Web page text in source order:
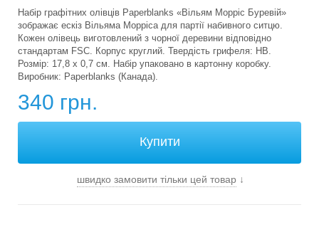
Набір графітних олівців Paperblanks «Вільям Морріс Буревій»
зображає ескіз Вільяма Морріса для партії набивного ситцю.
Кожен олівець виготовлений з чорної деревини відповідно
стандартам FSC. Корпус круглий. Твердість грифеля: HB.
Розмір: 17,8 х 0,7 см. Набір упаковано в картонну коробку.
Виробник: Paperblanks (Канада).
340 грн.
швидко замовити тільки цей товар↓